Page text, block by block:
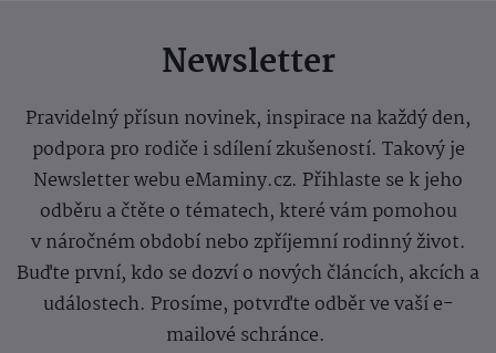
Newsletter
Pravidelný přísun novinek, inspirace na každý den,
podpora pro rodiče i sdílení zkušeností. Takový je
Newsletter webu eMaminy.cz. Přihlaste se k jeho
odběru a čtěte o tématech, které vám pomohou
v náročném období nebo zpříjemní rodinný život.
Buďte první, kdo se dozví o nových článcích, akcích a
událostech. Prosíme, potvrďte odběr ve vaší e-
mailové schránce.